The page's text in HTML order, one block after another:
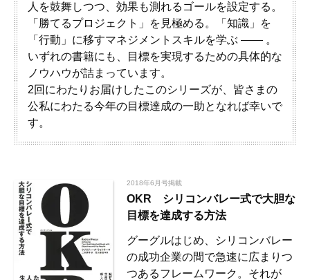
人を鼓舞しつつ、効果も測れるゴールを設定する。
「勝てるプロジェクト」を見極める。「知識」を
「行動」に移すマネジメントスキルを学ぶ ―― 。
いずれの書籍にも、目標を実現するための具体的な
ノウハウが詰まっています。
2回にわたりお届けしたこのシリーズが、皆さまの
公私にわたる今年の目標達成の一助となれば幸いで
す。
2018年6月号掲載
OKR シリコンバレー式で大胆な
目標を達成する方法
グーグルはじめ、シリコンバレー
の成功企業の間で急速に広まりつ
つあるフレームワーク。それが